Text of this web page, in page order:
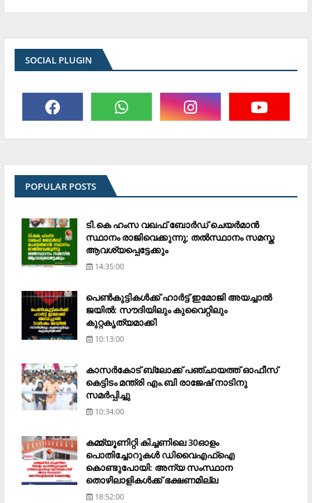
SOCIAL PLUGIN
POPULAR POSTS
ടി.കെ ഹംസ വഖഫ് ബോര്‍ഡ് ചെയര്‍മാന്‍
സ്ഥാനം രാജിവെക്കുന്നു; തല്‍സ്ഥാനം സമസ്ത
ആവശ്യപ്പെട്ടേക്കും
14:35:00
പെണ്‍കുട്ടികള്‍ക്ക് ഹാര്‍ട്ട് ഇമോജി അയച്ചാല്‍
ജയില്‍: സൗദിയിലും കുവൈറ്റിലും
കുറ്റകൃത്യമാക്കി
10:13:00
കാസര്‍കോട് ബ്ലോക്ക് പഞ്ചായത്ത് ഓഫീസ്
കെട്ടിടം മന്ത്രി എം.ബി രാജേഷ് നാടിനു
സമര്‍പ്പിച്ചു
10:34:00
കമ്മ്യൂണിറ്റി കിച്ചണിലെ 30ഓളം
പൊതിച്ചോറുകള്‍ ഡിവൈഎഫ്‌ഐ
കൊണ്ടുപോയി: അന്യ സംസ്ഥാന
തൊഴിലാളികള്‍ക്ക് ഭക്ഷണമില്ല
18:52:00